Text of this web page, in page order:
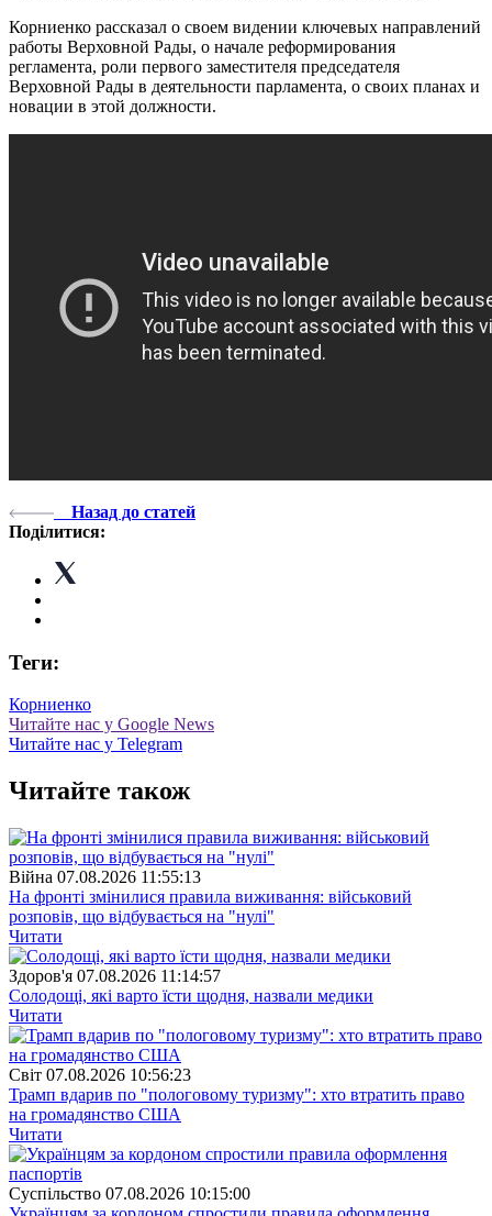
Корниенко рассказал о своем видении ключевых направлений
работы Верховной Рады, о начале реформирования
регламента, роли первого заместителя председателя
Верховной Рады в деятельности парламента, о своих планах и
новации в этой должности.
Назад до статей
Поділитися:
Теги:
Корниенко
Читайте нас у Google News
Читайте нас у Telegram
Читайте також
Війна 07.08.2026 11:55:13
На фронті змінилися правила виживання: військовий
розповів, що відбувається на "нулі"
Читати
Здоров'я 07.08.2026 11:14:57
Солодощі, які варто їсти щодня, назвали медики
Читати
Свiт 07.08.2026 10:56:23
Трамп вдарив по "пологовому туризму": хто втратить право
на громадянство США
Читати
Суспiльство 07.08.2026 10:15:00